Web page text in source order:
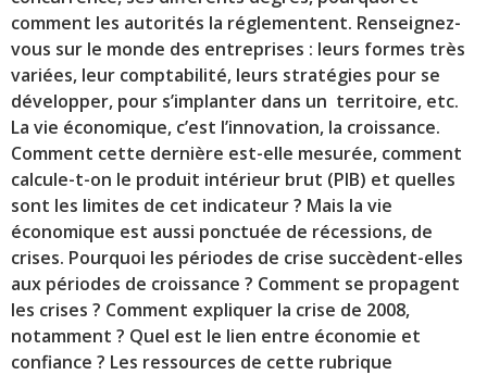
comment les autorités la réglementent. Renseignez-
vous sur le monde des entreprises : leurs formes très
variées, leur comptabilité, leurs stratégies pour se
développer, pour s’implanter dans un territoire, etc.
La vie économique, c’est l’innovation, la croissance.
Comment cette dernière est-elle mesurée, comment
calcule-t-on le produit intérieur brut (PIB) et quelles
sont les limites de cet indicateur ? Mais la vie
économique est aussi ponctuée de récessions, de
crises. Pourquoi les périodes de crise succèdent-elles
aux périodes de croissance ? Comment se propagent
les crises ? Comment expliquer la crise de 2008,
notamment ? Quel est le lien entre économie et
confiance ? Les ressources de cette rubrique